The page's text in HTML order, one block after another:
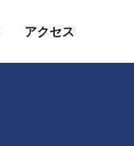
アクセス